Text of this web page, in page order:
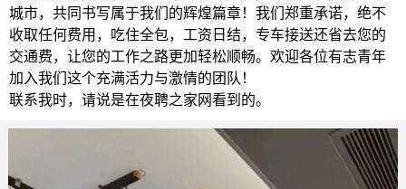
城市，共同书写属于我们的辉煌篇章！我们郑重承诺，绝不
收取任何费用，吃住全包，工资日结，专车接送还省去您的
交通费，让您的工作之路更加轻松顺畅。欢迎各位有志青年
加入我们这个充满活力与激情的团队！
联系我时，请说是在夜聘之家网看到的。